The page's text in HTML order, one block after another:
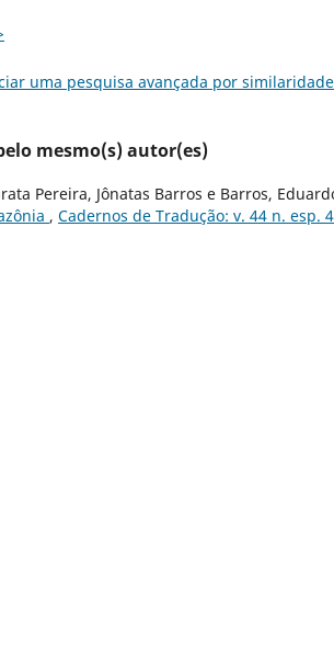
uma pesquisa avançada por similaridade
mesmo(s) autor(es)
Pereira, Jônatas Barros e Barros,
, Cadernos de Tradução: v. 44 n. esp.